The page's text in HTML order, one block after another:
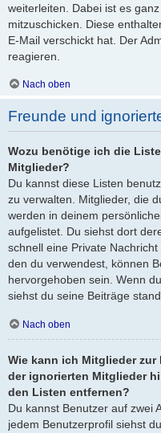
weiterleiten. Dabei ist es
mitzuschicken. Diese
E-Mail verschickt hat. Der
reagieren.
Nach oben
Freunde und
Wozu benötige ich die
Mitglieder?
Du kannst diese Listen
zu verwalten. Mitglieder, die
werden in deinem
aufgelistet. Du siehst dort
schnell eine Private
den du verwendest, können
hervorgehoben sein. Wenn
siehst du seine Beiträge
Nach oben
Wie kann ich Mitglieder
der ignorierten Mitglieder
den Listen entfernen?
Du kannst Benutzer auf zwei
jedem Benutzerprofil siehst